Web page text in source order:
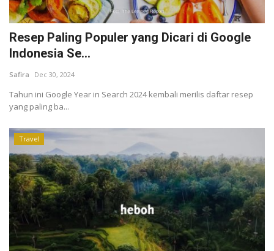
Resep Paling Populer yang Dicari di Google
Indonesia Se...
Safira Dec 30, 2024
Tahun ini Google Year in Search 2024 kembali merilis daftar resep
yang paling ba...
Travel